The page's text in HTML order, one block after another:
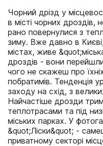
Чорний дрізд у
в місті чорних
рано повернулися з
зиму. Вже давно в
містах, живе
дроздів - вони
чого не скажеш про
побратимів. Тенденція
заходу на схід, з
Найчастіше дрозди
теплотрасами та під
міських парках. У
&quot;Ліски&quot; -
приватному секторі